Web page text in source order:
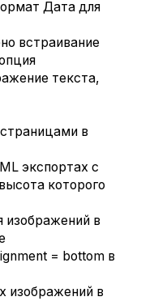
Дата для
встраивание
текста,
в
экспортах с
которого
изображений в
= bottom в
изображений в